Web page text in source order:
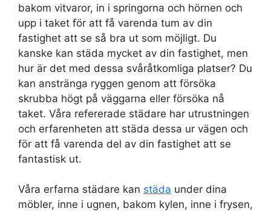
bakom vitvaror, in i springorna och hörnen och
upp i taket för att få varenda tum av din
fastighet att se så bra ut som möjligt. Du
kanske kan städa mycket av din fastighet, men
hur är det med dessa svåråtkomliga platser? Du
kan anstränga ryggen genom att försöka
skrubba högt på väggarna eller försöka nå
taket. Våra refererade städare har utrustningen
och erfarenheten att städa dessa ur vägen och
för att få varenda del av din fastighet att se
fantastisk ut.
Våra erfarna städare kan städa under dina
möbler, inne i ugnen, bakom kylen, inne i frysen,